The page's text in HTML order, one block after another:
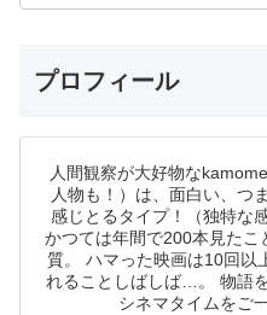
プロフィール
人間観察が大好物な
人物も！）は、面白い、つ
感じとるタイプ！（独特な
かつては年間で200本見たこ
質。 ハマった映画は10回以
れることしばしば…。 物語
シネマタイムをご